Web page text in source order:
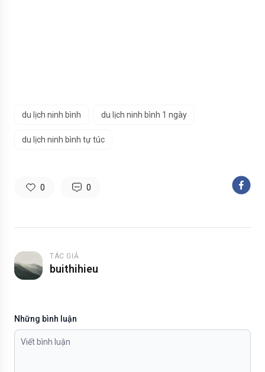
du lịch ninh bình du lịch ninh bình 1 ngày
du lịch ninh bình tự túc
0 0
TÁC GIẢ
buithihieu
Những bình luận